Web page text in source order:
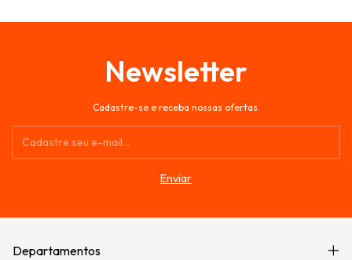
Newsletter
Cadastre-se e receba nossas ofertas.
Departamentos